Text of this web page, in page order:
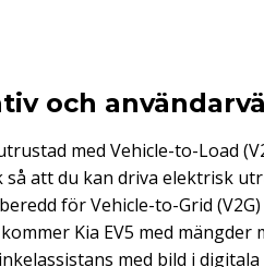
och
med Vehicle-to-Load
så att du kan driva elektrisk
för Vehicle-to-Grid
Kia EV5 med mängder
med bild i